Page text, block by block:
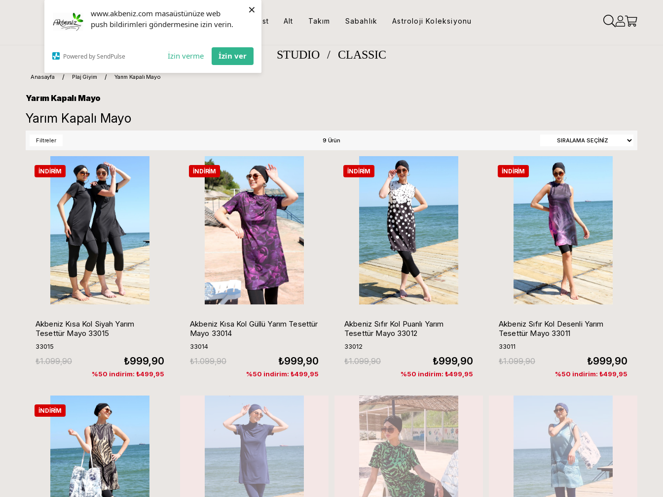
www.akbeniz.com masaüstünüze web
push bildirimleri göndermesine izin verin.
Powered by SendPulse İzin verme İzin ver
×
Üst Alt Takım Sabahlık Astroloji Koleksiyonu
STUDIO / CLASSIC
Anasayfa Plaj Giyim Yarım Kapalı Mayo
Yarım Kapalı Mayo
Yarım Kapalı Mayo
9 Ürün
Filtreler
Akbeniz Kısa Kol Siyah Yarım
Tesettür Mayo 33015
33015
₺999,90
₺1.099,90
%50 indirim: ₺499,95
İNDIRIM
Akbeniz Kısa Kol Güllü Yarım Tesettür
Mayo 33014
33014
₺999,90
₺1.099,90
%50 indirim: ₺499,95
İNDIRIM
Akbeniz Sıfır Kol Puanlı Yarım
Tesettür Mayo 33012
33012
₺999,90
₺1.099,90
%50 indirim: ₺499,95
İNDIRIM
Akbeniz Sıfır Kol Desenli Yarım
Tesettür Mayo 33011
33011
₺999,90
₺1.099,90
%50 indirim: ₺499,95
İNDIRIM
İNDIRIM